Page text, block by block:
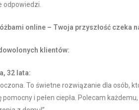
odpowiedzi.
online – Twoja przyszłość czeka
klientów:
32 lata:
To świetne rozwiązanie dla osób,
i pełen ciepła. Polecam